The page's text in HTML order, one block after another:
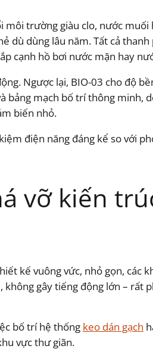
trường giàu clo, nước muối
dù dùng lâu năm. Tất cả
cạnh hồ bơi nước mặn hay
Ngược lại, BIO-03 cho độ
bảng mạch bố trí thông minh,
biến nhỏ.
điện năng đáng kể so với
vỡ kiến
kế vuông vức, nhỏ gọn, các
gây tiếng động lớn – rất
bố trí hệ thống keo dán gạch
vực thư giãn.